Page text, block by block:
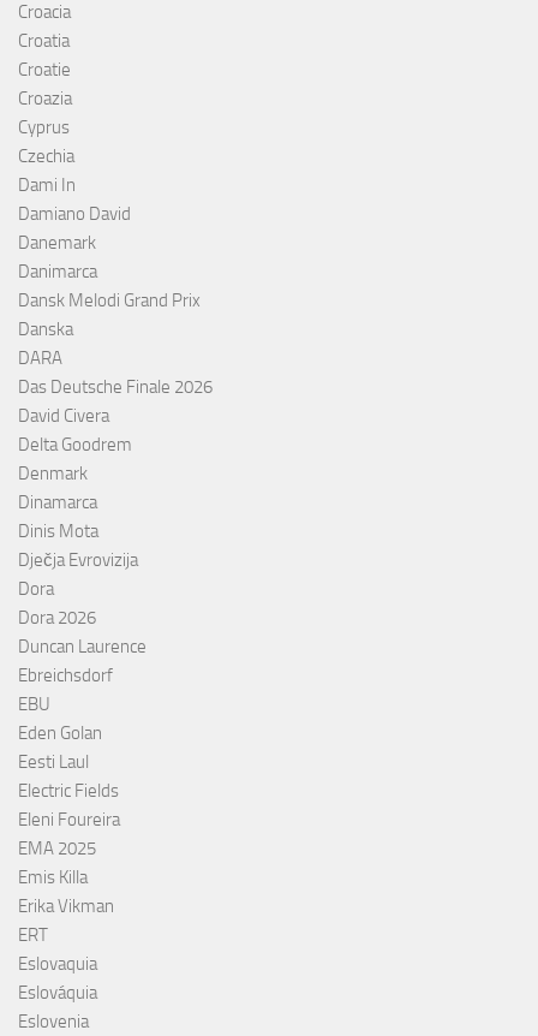
Croacia
Croatia
Croatie
Croazia
Cyprus
Czechia
Dami In
Damiano David
Danemark
Danimarca
Dansk Melodi Grand Prix
Danska
DARA
Das Deutsche Finale 2026
David Civera
Delta Goodrem
Denmark
Dinamarca
Dinis Mota
Dječja Evrovizija
Dora
Dora 2026
Duncan Laurence
Ebreichsdorf
EBU
Eden Golan
Eesti Laul
Electric Fields
Eleni Foureira
EMA 2025
Emis Killa
Erika Vikman
ERT
Eslovaquia
Eslováquia
Eslovenia